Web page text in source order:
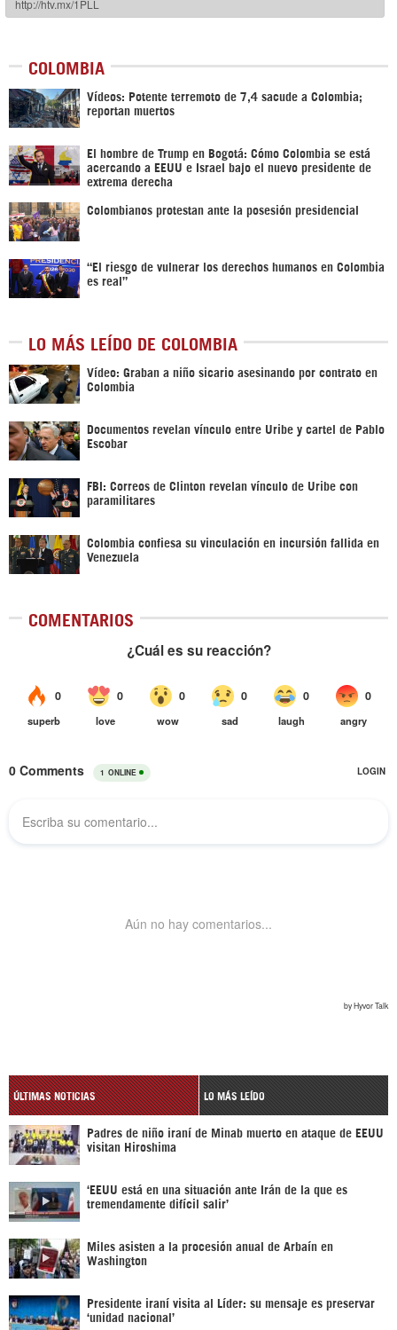
COLOMBIA
Vídeos: Potente terremoto de 7,4 sacude a Colombia;
reportan muertos
El hombre de Trump en Bogotá: Cómo Colombia se está
acercando a EEUU e Israel bajo el nuevo presidente de
extrema derecha
Colombianos protestan ante la posesión presidencial
“El riesgo de vulnerar los derechos humanos en Colombia
es real”
LO MÁS LEÍDO DE COLOMBIA
Vídeo: Graban a niño sicario asesinando por contrato en
Colombia
Documentos revelan vínculo entre Uribe y cartel de Pablo
Escobar
FBI: Correos de Clinton revelan vínculo de Uribe con
paramilitares
Colombia confiesa su vinculación en incursión fallida en
Venezuela
COMENTARIOS
ÚLTIMAS NOTICIAS LO MÁS LEÍDO
Padres de niño iraní de Minab muerto en ataque de EEUU
visitan Hiroshima
‘EEUU está en una situación ante Irán de la que es
tremendamente difícil salir’
Miles asisten a la procesión anual de Arbaín en
Washington
Presidente iraní visita al Líder: su mensaje es preservar
‘unidad nacional’